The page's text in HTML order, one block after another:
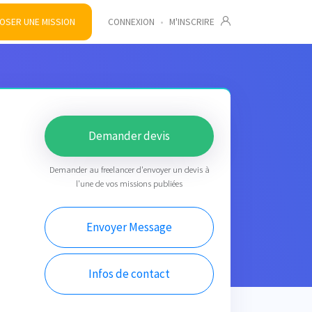
UNE MISSION CONNEXION • M'INSCRIRE
Demander devis
Demander au freelancer d'envoyer un devis à
l'une de vos missions publiées
Envoyer Message
Infos de contact